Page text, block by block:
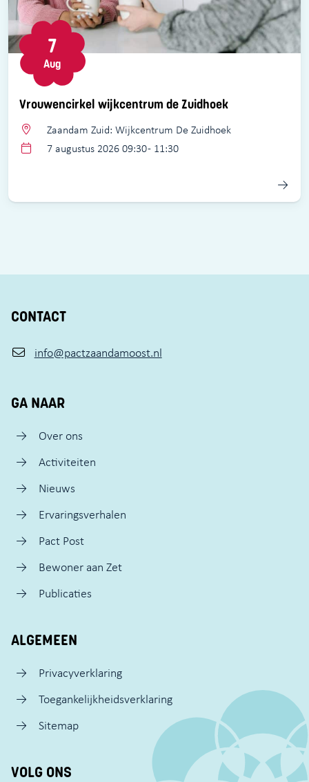
Vrouwencirkel wijkcentrum de Zuidhoek
7
Aug
Zaandam Zuid: Wijkcentrum De Zuidhoek
7 augustus 2026 09:30 - 11:30
CONTACT
info@pactzaandamoost.nl
GA NAAR
Over ons
Activiteiten
Nieuws
Ervaringsverhalen
Pact Post
Bewoner aan Zet
Publicaties
ALGEMEEN
Privacyverklaring
Toegankelijkheidsverklaring
Sitemap
VOLG ONS